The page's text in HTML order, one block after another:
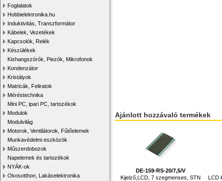
Foglalatok
Hobbielektronika.hu
Induktivitás, Transzformátor
Kábelek, Vezetékek
Kapcsolók, Relék
Készülékek
Kishangszórók, Piezók, Mikrofonok
Kondenzátor
Kristályok
Matricák, Feliratok
Méréstechnika
Mini PC, ipari PC, tartozékok
Modulok
Modulvilág
Motorok, Ventilátorok, Fűtőelemek
Munkavédelmi eszközök
Műszerdobozok
Napelemek és tartozékok
NYÁK-ok
Okosotthon, Lakáselektronika
Ajánlott hozzávaló termékek
DE-159-RS-20/7,5/V
Kijelző,LCD, 7 szegmenses, STN
LCD